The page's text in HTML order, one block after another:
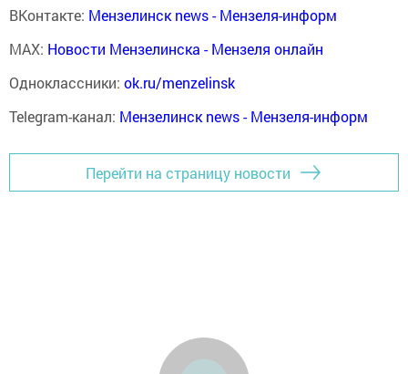
ВКонтакте: Мензелинск news - Мензеля-информ
MAX: Новости Мензелинска - Мензеля онлайн
Одноклассники: ok.ru/menzelinsk
Telegram-канал: Мензелинск news - Мензеля-информ
Перейти на страницу новости